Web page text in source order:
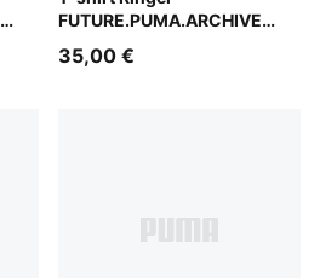
FUTURE.PUMA.ARCHIVE
35,00 €